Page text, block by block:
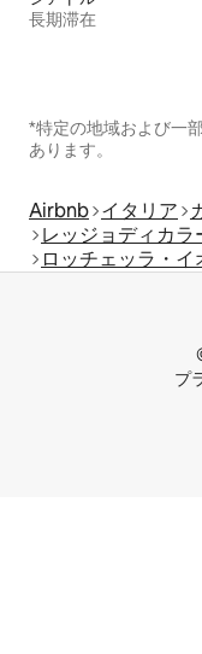
長期滞在
*特定の地域および一
あります。
Airbnb イタリア
レッジョディカラ
ロッチェッラ・イ
プ